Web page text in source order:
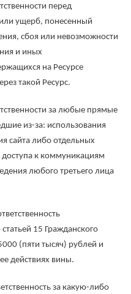
перед
ущерб, понесенный
сбоя или невозможности
и иных
на Ресурсе
такой Ресурс.
за любые прямые
из-за: использования
сайта либо отдельных
к коммуникациям
любого третьего лица
15 Гражданского
(пяти тысяч) рублей и
действиях вины.
за какую-либо